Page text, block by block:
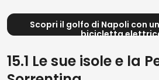
Scopri il golfo di Napoli con
bicicletta
15.1 Le sue isole e la